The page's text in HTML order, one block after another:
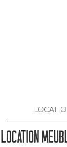
LOCATION